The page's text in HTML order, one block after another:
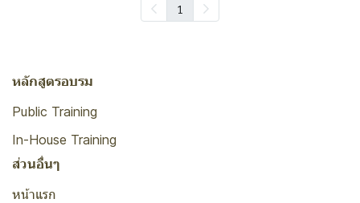
1
หลักสูตรอบรม
Public Training
In-House Training
ส่วนอื่นๆ
หน้าแรก